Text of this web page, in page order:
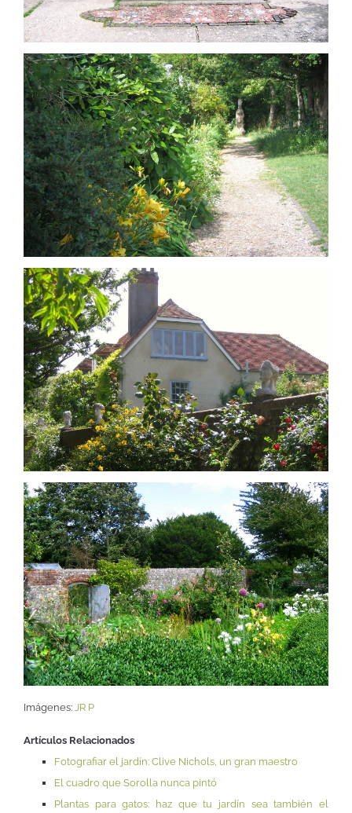
Imágenes: JR P
Artículos Relacionados
Fotografiar el jardín: Clive Nichols, un gran maestro
El cuadro que Sorolla nunca pintó
Plantas para gatos: haz que tu jardín sea también el